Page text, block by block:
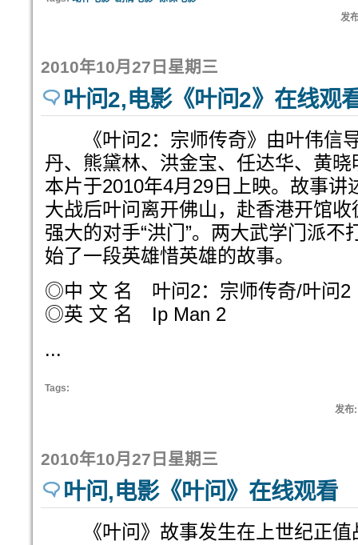
发
2010年10月27日星期三
叶问2,电影《叶问2》在线观
《叶问2：宗师传奇》由叶伟信
丹、熊黛林、洪金宝、任达华、黄
本片于2010年4月29日上映。故事讲
大战后叶问离开佛山，赴香港开馆
强大的对手“洪门”。两大武学门派不
始了一段英雄惜英雄的故事。
◎中 文 名 叶问2：宗师传奇/叶问2
◎英 文 名 Ip Man 2
...
Tags:
发布
2010年10月27日星期三
叶问,电影《叶问》在线观看
《叶问》故事发生在上世纪正值